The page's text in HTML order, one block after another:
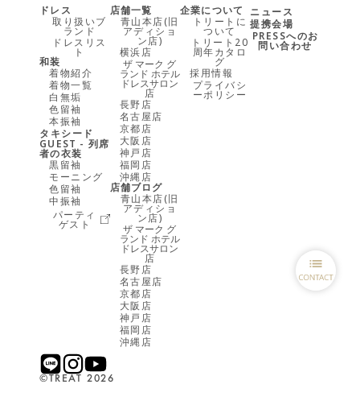
ドレス
取り扱いブ
ランド
ドレスリス
ト
和装
着物紹介
着物一覧
白無垢
色留袖
本振袖
タキシード
GUEST - 列席
者の衣装
黒留袖
モーニング
色留袖
中振袖
パーティ
ゲスト
店舗一覧
青山本店(旧
アディショ
ン店)
横浜店
ザ マーク グ
ランド ホテル
ドレスサロン
店
長野店
名古屋店
京都店
大阪店
神戸店
福岡店
沖縄店
店舗ブログ
青山本店(旧
アディショ
ン店)
ザ マーク グ
ランド ホテル
ドレスサロン
店
長野店
名古屋店
京都店
大阪店
神戸店
福岡店
沖縄店
企業について
トリートに
ついて
トリート20
周年カタロ
グ
採用情報
プライバシ
ーポリシー
ニュース
提携会場
PRESSへのお
問い合わせ
©︎TREAT 2026